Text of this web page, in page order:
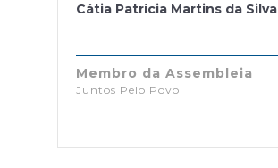
Cátia Patrícia Martins da Silva
Membro da Assembleia
Juntos Pelo Povo